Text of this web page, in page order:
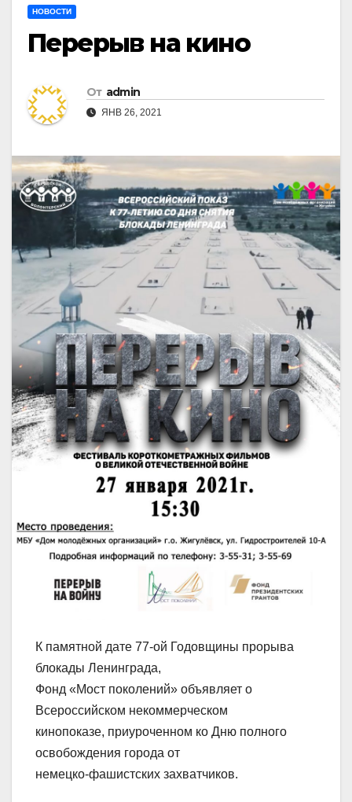
НОВОСТИ
Перерыв на кино
От admin
ЯНВ 26, 2021
К памятной дате 77-ой Годовщины прорыва
блокады Ленинграда,
Фонд «Мост поколений» объявляет о
Всероссийском некоммерческом
кинопоказе, приуроченном ко Дню полного
освобождения города от
немецко-фашистских захватчиков.